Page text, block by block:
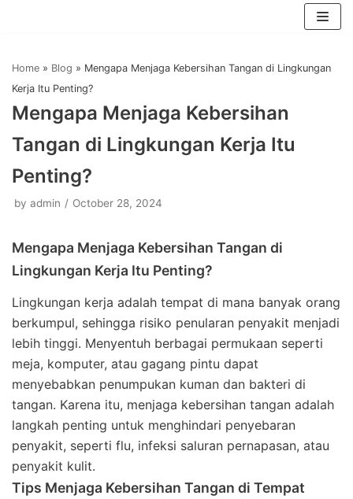
to
content
Home » Blog » Mengapa Menjaga Kebersihan Tangan di Lingkungan
Kerja Itu Penting?
Mengapa Menjaga Kebersihan
Tangan di Lingkungan Kerja Itu
Penting?
by admin October 28, 2024
Mengapa Menjaga Kebersihan Tangan di
Lingkungan Kerja Itu Penting?
Lingkungan kerja adalah tempat di mana banyak orang
berkumpul, sehingga risiko penularan penyakit menjadi
lebih tinggi. Menyentuh berbagai permukaan seperti
meja, komputer, atau gagang pintu dapat
menyebabkan penumpukan kuman dan bakteri di
tangan. Karena itu, menjaga kebersihan tangan adalah
langkah penting untuk menghindari penyebaran
penyakit, seperti flu, infeksi saluran pernapasan, atau
penyakit kulit.
Tips Menjaga Kebersihan Tangan di Tempat